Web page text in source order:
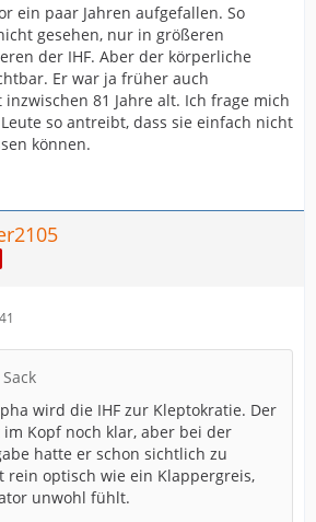
ein paar Jahren aufgefallen. So
gesehen, nur in größeren
der IHF. Aber der körperliche
Er war ja früher auch
81 Jahre alt. Ich frage mich
so antreibt, dass sie einfach nicht
können.
wird die IHF zur Kleptokratie. Der
Kopf noch klar, aber bei der
hatte er schon sichtlich zu
rein optisch wie ein Klappergreis,
unwohl fühlt.